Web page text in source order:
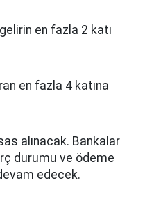
en fazla 2 katı
en fazla 4 katına
alınacak. Bankalar
durumu ve ödeme
edecek.